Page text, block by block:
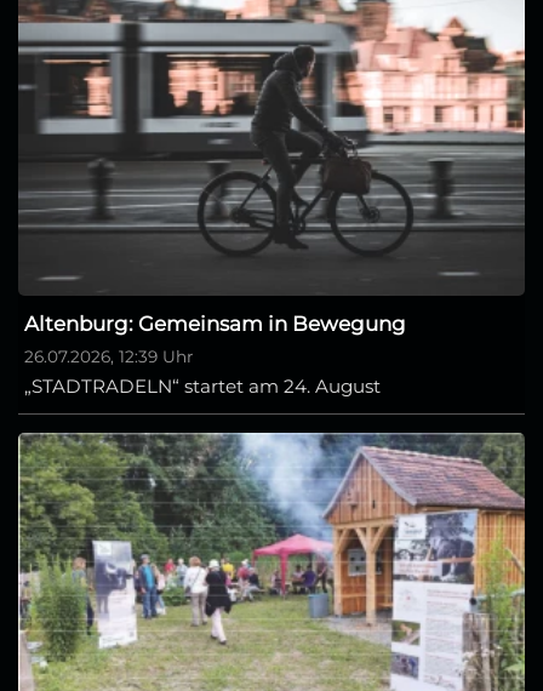
Altenburg: Gemeinsam in Bewegung
26.07.2026, 12:39 Uhr
„STADTRADELN“ startet am 24. August